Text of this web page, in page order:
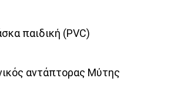
παιδική (PVC)
αντάπτορας Μύτης